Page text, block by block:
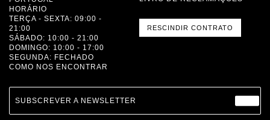
HORÁRIO
TERÇA - SEXTA: 09:00 -
21:00
SÁBADO: 10:00 - 21:00
DOMINGO: 10:00 - 17:00
SEGUNDA: FECHADO
COMO NOS ENCONTRAR
RESCINDIR CONTRATO
SUBSCREVER A NEWSLETTER